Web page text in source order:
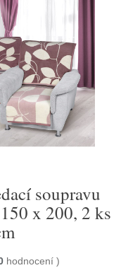
soupravu
x 200, 2 ks
hodnocení )